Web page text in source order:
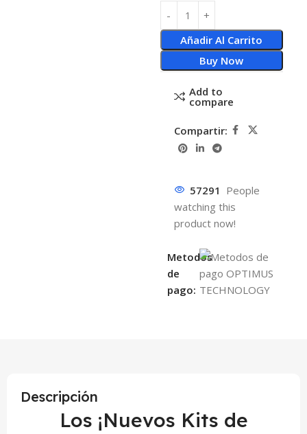
Añadir Al Carrito
Buy Now
Add to
compare
Compartir:
57291 People
watching this
product now!
Metodos
de
pago:
Descripción
Los ¡Nuevos Kits de